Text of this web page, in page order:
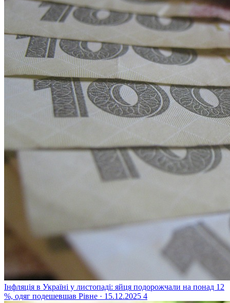
Інфляція в Україні у листопаді: яйця подорожчали на понад 12
%, одяг подешевшав Рівне · 15.12.2025 4